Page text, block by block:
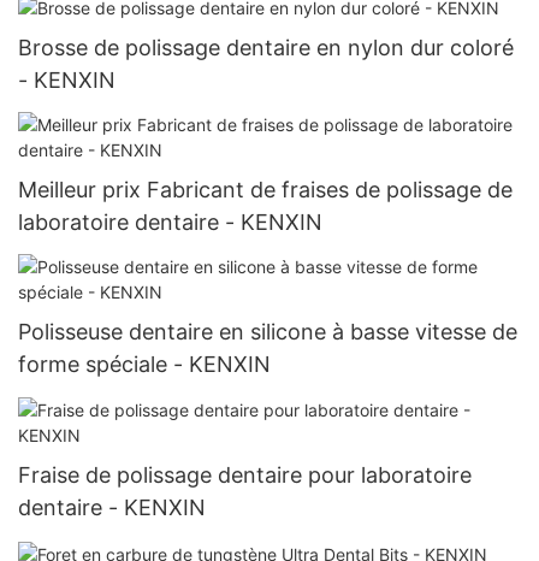
Brosse de polissage dentaire en nylon dur coloré
- KENXIN
Meilleur prix Fabricant de fraises de polissage de
laboratoire dentaire - KENXIN
Polisseuse dentaire en silicone à basse vitesse de
forme spéciale - KENXIN
Fraise de polissage dentaire pour laboratoire
dentaire - KENXIN